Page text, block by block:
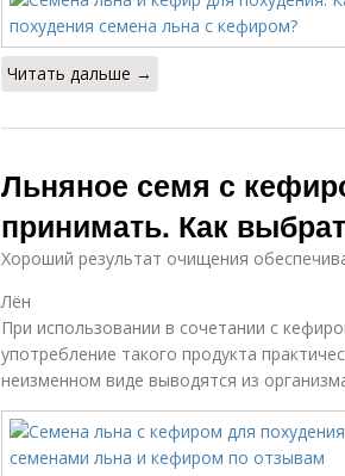
Читать дальше →
Льняное семя с
принимать. Как
Хороший результат очищения
Лён
При использовании в сочетании с
употребление такого продукта
неизменном виде выводятся из